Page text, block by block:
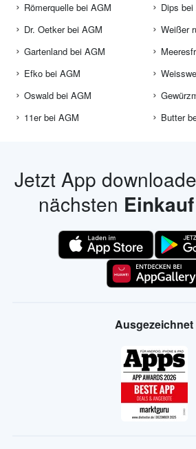
Römerquelle bei AGM
Dr. Oetker bei AGM
Gartenland bei AGM
Efko bei AGM
Oswald bei AGM
11er bei AGM
Dips bei
Weißer
Butter
Jetzt App
nächsten
Ausgezeichnet